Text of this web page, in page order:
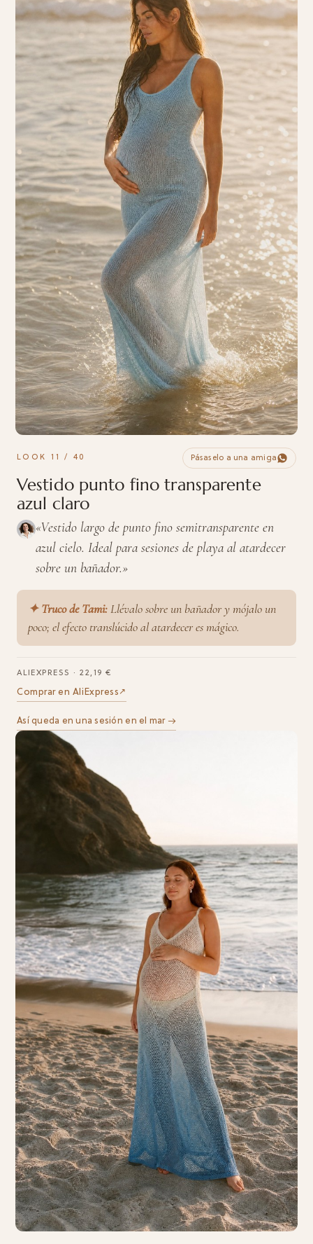
LOOK 11 / 40 Pásaselo a una amiga
Vestido punto fino transparente
azul claro
«Vestido largo de punto fino semitransparente en
azul cielo. Ideal para sesiones de playa al atardecer
sobre un bañador.»
✦ Truco de Tami:Llévalo sobre un bañador y mójalo un
poco; el efecto translúcido al atardecer es mágico.
ALIEXPRESS · 22,19 €
Comprar en AliExpress ↗︎
Así queda en una sesión en el mar →